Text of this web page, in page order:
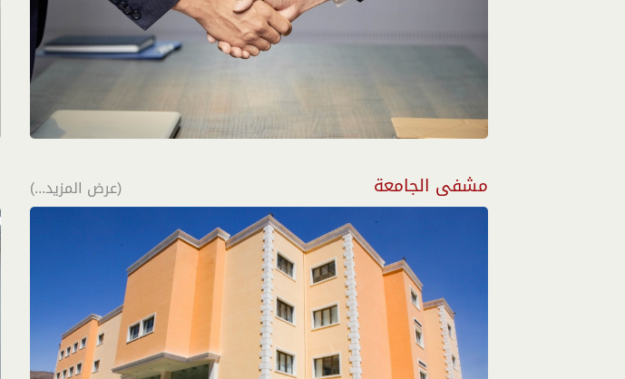
مشفى الجامعة (عرض المزيد...)